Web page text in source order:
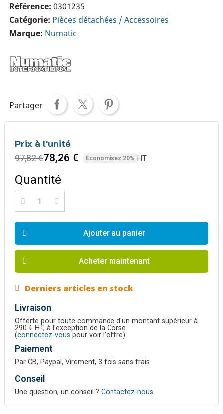
Référence 0301235
Catégorie Pièces détachées / Accessoires
Marque Numatic
Partager
Prix à l'unité
97,82 €78,26 € Économisez 20% HT
Quantité
Ajouter au panier
Acheter maintenant
Derniers articles en stock
Livraison
Offerte pour toute commande d'un montant supérieur à
290 € HT, à l'exception de la Corse.
(connectez-vous pour voir l'offre).
Paiement
Par CB, Paypal, Virement, 3 fois sans frais
Conseil
Une question, un conseil ? Contactez-nous